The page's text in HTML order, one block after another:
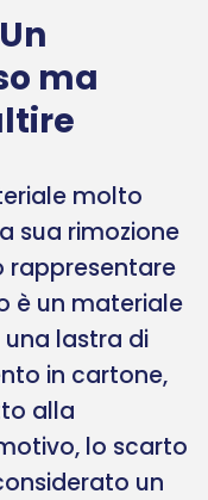
ma
molto
sua rimozione
rappresentare
è un materiale
lastra di
in cartone,
alla
lo scarto
un